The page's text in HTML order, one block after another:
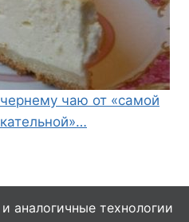
чаю от «самой
аналогичные технологии